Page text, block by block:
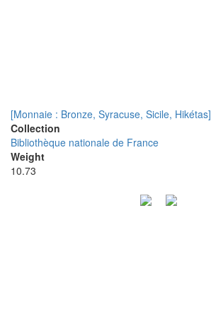
[Monnaie : Bronze, Syracuse, Sicile, Hikétas]
Collection
Bibliothèque nationale de France
Weight
10.73